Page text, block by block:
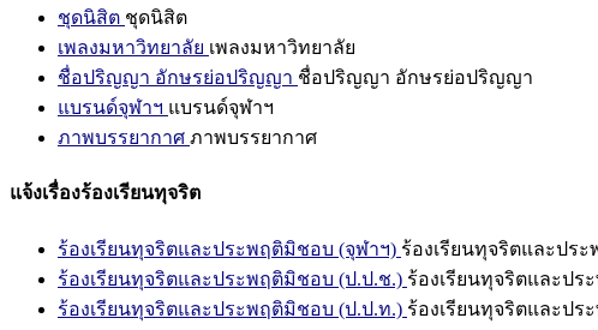
ชุดนิสิต ชุดนิสิต
เพลงมหาวิทยาลัย เพลงมหาวิทยาลัย
ชื่อปริญญา อักษรย่อปริญญา ชื่อปริญญา อักษรย่อปริญญา
แบรนด์จุฬาฯ แบรนด์จุฬาฯ
ภาพบรรยากาศ ภาพบรรยากาศ
แจ้งเรื่องร้องเรียนทุจริต
ร้องเรียนทุจริตและประพฤติมิชอบ (จุฬาฯ) ร้องเรียนทุจริตและปร
ร้องเรียนทุจริตและประพฤติมิชอบ (ป.ป.ช.) ร้องเรียนทุจริตและปร
ร้องเรียนทุจริตและประพฤติมิชอบ (ป.ป.ท.) ร้องเรียนทุจริตและปร